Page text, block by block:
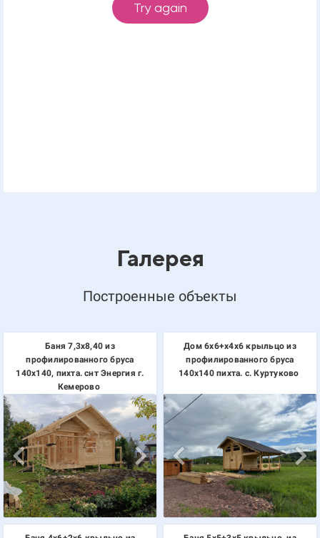
Галерея
Построенные объекты
Баня 7,3х8,40 из
профилированного бруса
140х140, пихта. снт Энергия г.
Кемерово
Дом 6х6+х4х6 крыльцо из
профилированного бруса
140х140 пихта. с. Куртуково